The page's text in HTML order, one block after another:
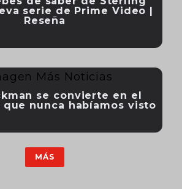
serie de Prime Video |
Reseña
se convierte en el
que nunca habíamos visto
MÁS